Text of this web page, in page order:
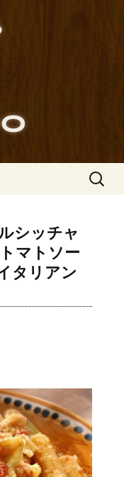
タリアン
）」の公式
ッポ）」。
オリーブ牛の
ニューも豊富
人飲みのお客
検
シッチャ
マトソー
タリアン